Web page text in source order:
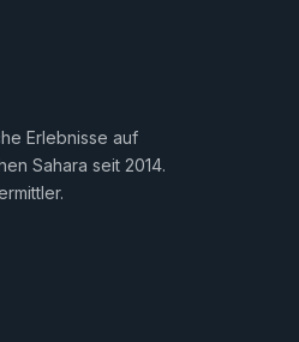
Erlebnisse auf
Sahara seit 2014.